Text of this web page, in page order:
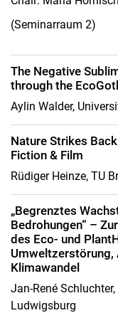
(Seminarraum 2)
The Negative
through the
Aylin Walder,
Nature Strikes
Fiction & Film
Rüdiger Heinze, TU
„Begrenztes
Bedrohungen“ –
des Eco- und
Umweltzerstörung,
Klimawandel
Jan-René
Ludwigsburg